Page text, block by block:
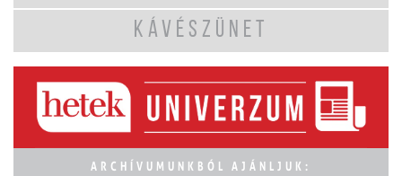
KÁVÉSZÜNET
ARCHÍVUMUNKBÓL AJÁNLJUK: